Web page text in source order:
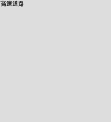
高速道路